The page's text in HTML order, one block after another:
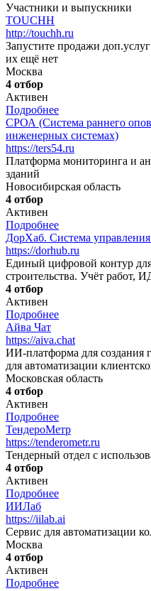
Участники и выпускники
TOUCHH
http://touchh.ru
Запустите продажи
их ещё нет
Москва
4 отбор
Активен
Подробнее
СРОА (Система раннего
инженерных системах)
https://ters54.ru
Платформа мониторинга и
зданий
Новосибирская область
4 отбор
Активен
Подробнее
ДорХаб. Система управления
https://dorhub.ru
Единый цифровой контур
строительства. Учёт работ,
4 отбор
Активен
Подробнее
Айва Чат
https://aiva.chat
ИИ-платформа для создания
для автоматизации
Московская область
4 отбор
Активен
Подробнее
ТендероМетр
https://tenderometr.ru
Тендерный отдел с
4 отбор
Активен
Подробнее
ИИЛаб
https://iilab.ai
Сервис для автоматизации
Москва
4 отбор
Активен
Подробнее